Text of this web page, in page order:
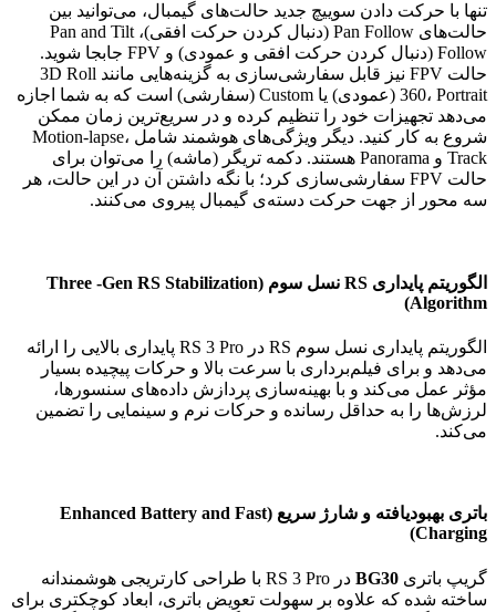
تنها با حرکت دادن سوییچ جدید حالت‌های گیمبال، می‌توانید بین
حالت‌های Pan Follow (دنبال کردن حرکت افقی)، Pan and Tilt
Follow (دنبال کردن حرکت افقی و عمودی) و FPV جابجا شوید.
حالت FPV نیز قابل سفارشی‌سازی به گزینه‌هایی مانند 3D Roll
360، Portrait (عمودی) یا Custom (سفارشی) است که به شما اجازه
می‌دهد تجهیزات خود را تنظیم کرده و در سریع‌ترین زمان ممکن
شروع به کار کنید. دیگر ویژگی‌های هوشمند شامل Motion-lapse،
Track و Panorama هستند. دکمه تریگر (ماشه) را می‌توان برای
حالت FPV سفارشی‌سازی کرد؛ با نگه داشتن آن در این حالت، هر
سه محور از جهت حرکت دسته‌ی گیمبال پیروی می‌کنند.
الگوریتم پایداری RS نسل سوم
(Three -Gen RS Stabilization
Algorithm)
الگوریتم پایداری نسل سوم RS در RS 3 Pro پایداری بالایی را ارائه
می‌دهد و برای فیلم‌برداری با سرعت بالا و حرکات پیچیده بسیار
مؤثر عمل می‌کند و با بهینه‌سازی پردازش داده‌های سنسورها،
لرزش‌ها را به حداقل رسانده و حرکات نرم و سینمایی را تضمین
می‌کند.
باتری بهبودیافته و شارژ سریع (Enhanced Battery and Fast
Charging)
گریپ باتری BG30
در RS 3 Pro با طراحی کارتریجی هوشمندانه
ساخته شده که علاوه بر سهولت تعویض باتری، ابعاد کوچکتری برای